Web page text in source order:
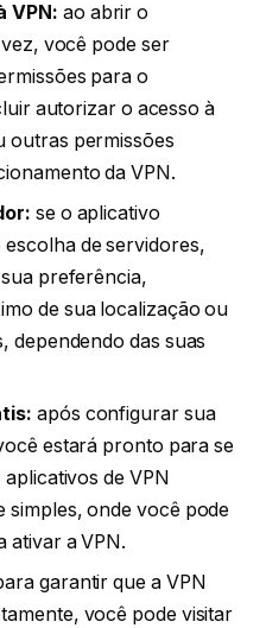
VPN: ao abrir o
você pode ser
para o
autorizar o acesso à
outras permissões
da VPN.
se o aplicativo
de servidores,
preferência,
de sua localização ou
dependendo das suas
após configurar sua
estará pronto para se
de VPN
onde você pode
ativar a VPN.
garantir que a VPN
você pode visitar